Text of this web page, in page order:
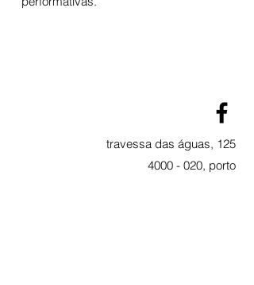
travessa das águas, 125
4000 - 020, porto